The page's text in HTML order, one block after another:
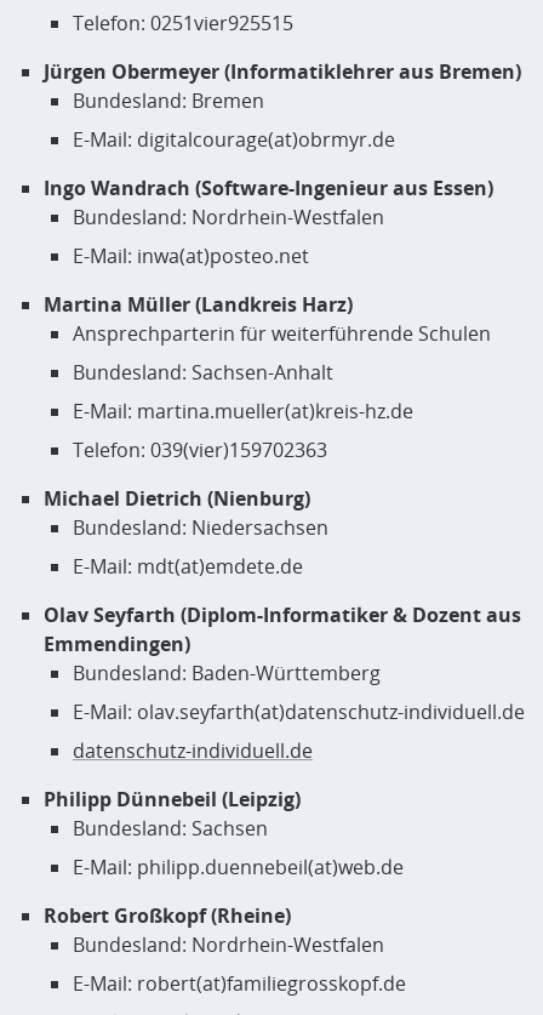
Telefon: 0251vier925515
Jürgen Obermeyer (Informatiklehrer aus Bremen)
Bundesland: Bremen
E-Mail: digitalcourage(at)obrmyr.de
Ingo Wandrach (Software-Ingenieur aus Essen)
Bundesland: Nordrhein-Westfalen
E-Mail: inwa(at)posteo.net
Martina Müller (Landkreis Harz)
Ansprechparterin für weiterführende Schulen
Bundesland: Sachsen-Anhalt
E-Mail: martina.mueller(at)kreis-hz.de
Telefon: 039(vier)159702363
Michael Dietrich (Nienburg)
Bundesland: Niedersachsen
E-Mail: mdt(at)emdete.de
Olav Seyfarth (Diplom-Informatiker & Dozent aus
Emmendingen)
Bundesland: Baden-Württemberg
E-Mail: olav.seyfarth(at)datenschutz-individuell.de
datenschutz-individuell.de
Philipp Dünnebeil (Leipzig)
Bundesland: Sachsen
E-Mail: philipp.duennebeil(at)web.de
Robert Großkopf (Rheine)
Bundesland: Nordrhein-Westfalen
E-Mail: robert(at)familiegrosskopf.de